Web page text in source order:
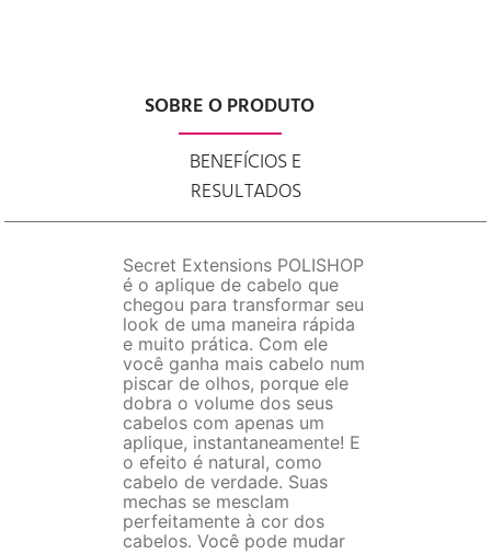
SOBRE O PRODUTO
BENEFÍCIOS E
RESULTADOS
Secret Extensions POLISHOP
é o aplique de cabelo que
chegou para transformar seu
look de uma maneira rápida
e muito prática. Com ele
você ganha mais cabelo num
piscar de olhos, porque ele
dobra o volume dos seus
cabelos com apenas um
aplique, instantaneamente! E
o efeito é natural, como
cabelo de verdade. Suas
mechas se mesclam
perfeitamente à cor dos
cabelos. Você pode mudar